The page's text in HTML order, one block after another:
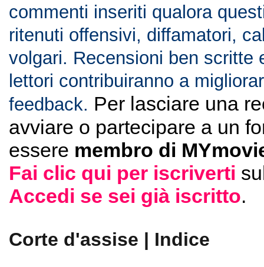
commenti inseriti qualora
ritenuti offensivi, diffamatori,
volgari. Recensioni ben scritte
lettori contribuiranno a
feedback. Per lasciare una
avviare o partecipare a un
essere membro di
Fai clic qui per iscriverti
Accedi se sei già iscritto.
Corte d'assise | Indice